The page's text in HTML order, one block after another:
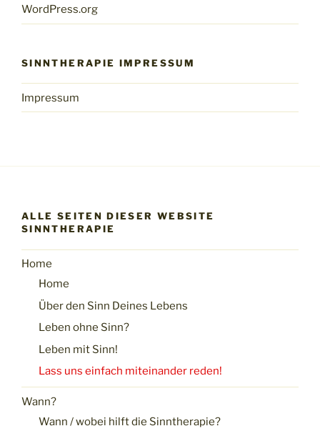
WordPress.org
SINNTHERAPIE IMPRESSUM
Impressum
ALLE SEITEN DIESER WEBSITE
SINNTHERAPIE
Home
Home
Über den Sinn Deines Lebens
Leben ohne Sinn?
Leben mit Sinn!
Lass uns einfach miteinander reden!
Wann?
Wann / wobei hilft die Sinntherapie?